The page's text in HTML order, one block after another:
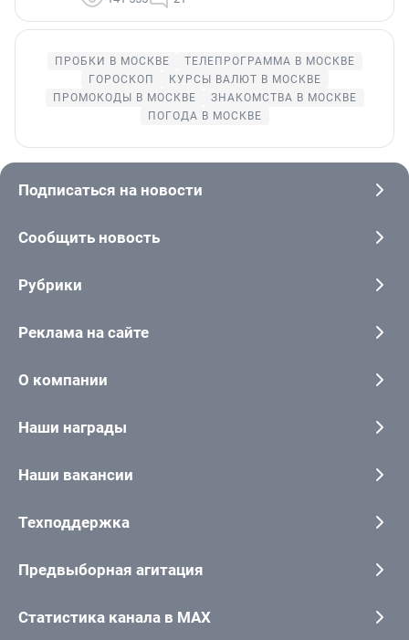
ПРОБКИ В МОСКВЕ
ТЕЛЕПРОГРАММА В МОСКВЕ
ГОРОСКОП
КУРСЫ ВАЛЮТ В МОСКВЕ
ПРОМОКОДЫ В МОСКВЕ
ЗНАКОМСТВА В МОСКВЕ
ПОГОДА В МОСКВЕ
Подписаться на новости
Сообщить новость
Рубрики
Реклама на сайте
О компании
Наши награды
Наши вакансии
Техподдержка
Предвыборная агитация
Статистика канала в MAX